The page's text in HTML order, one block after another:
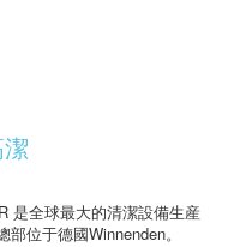
是全球最大的清潔設備生産
部位于德國Winnenden。